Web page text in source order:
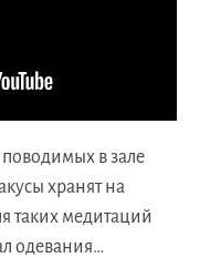
в зале
хранят на
таких медитаций
одевания…